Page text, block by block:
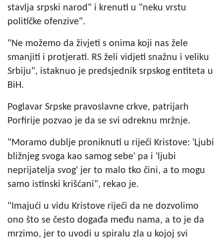
stavlja srpski narod" i krenuti u "neku vrstu
političke ofenzive".
"Ne možemo da živjeti s onima koji nas žele
smanjiti i protjerati. RS želi vidjeti snažnu i veliku
Srbiju", istaknuo je predsjednik srpskog entiteta u
BiH.
Poglavar Srpske pravoslavne crkve, patrijarh
Porfirije pozvao je da se svi odreknu mržnje.
"Moramo dublje proniknuti u riječi Kristove: 'Ljubi
bližnjeg svoga kao samog sebe' pa i 'ljubi
neprijatelja svog' jer to malo tko čini, a to mogu
samo istinski krišćani", rekao je.
"Imajući u vidu Kristove riječi da ne dozvolimo
ono što se često događa među nama, a to je da
mrzimo, jer to uvodi u spiralu zla u kojoj svi